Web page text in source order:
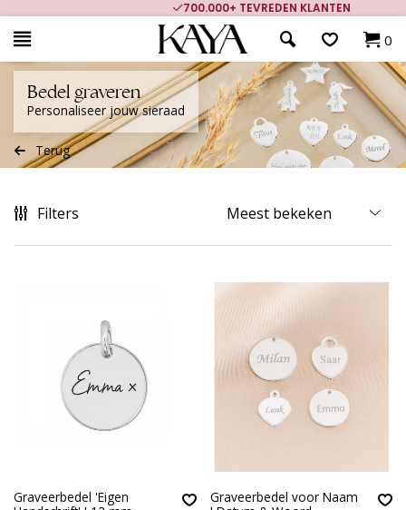
700.000+ TEVREDEN KLANTEN
0
Bedel graveren
Personaliseer jouw sieraad
Terug
Filters
Graveerbedel 'Eigen
Graveerbedel voor Naam